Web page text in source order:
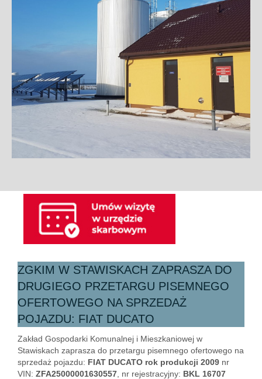
ZGKIM W STAWISKACH ZAPRASZA DO
DRUGIEGO PRZETARGU PISEMNEGO
OFERTOWEGO NA SPRZEDAŻ
POJAZDU: FIAT DUCATO
Zakład Gospodarki Komunalnej i Mieszkaniowej w
Stawiskach zaprasza do przetargu pisemnego ofertowego na
sprzedaż pojazdu: FIAT DUCATO rok produkcji 2009 nr
VIN: ZFA25000001630557 , nr rejestracyjny: BKL 16707